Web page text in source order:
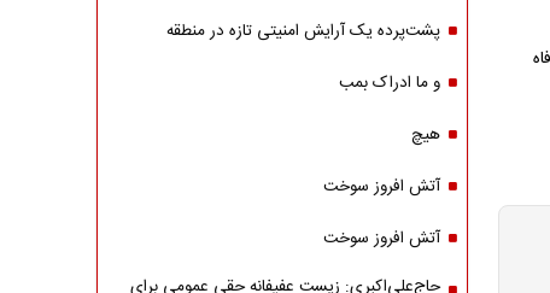
پشت‌پرده یک آرایش امنیتی تازه در منطقه
و ما ادراک بمب
هیچ
آتش افروز سوخت
آتش افروز سوخت
حاج‌علی‌اکبری: زیست عفیفانه حقی عمومی برای